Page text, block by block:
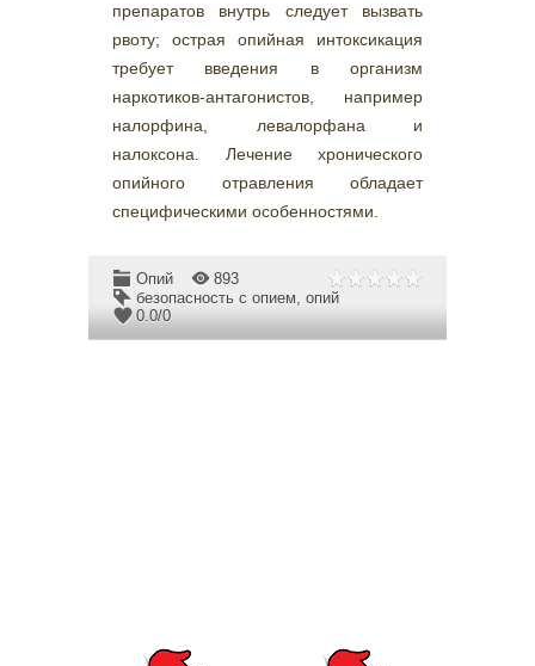
препаратов внутрь следует вызвать
рвоту; острая опийная интоксикация
требует введения в организм
наркотиков-антагонистов, например
налорфина, левалорфана и
налоксона. Лечение хронического
опийного отравления обладает
специфическими особенностями.
Опий
893
безопасность с опием, опий
0.0/0